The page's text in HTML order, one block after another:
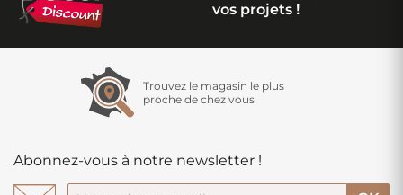
vos projets !
Trouvez le magasin le plus
proche de chez vous
Abonnez-vous à notre newsletter !